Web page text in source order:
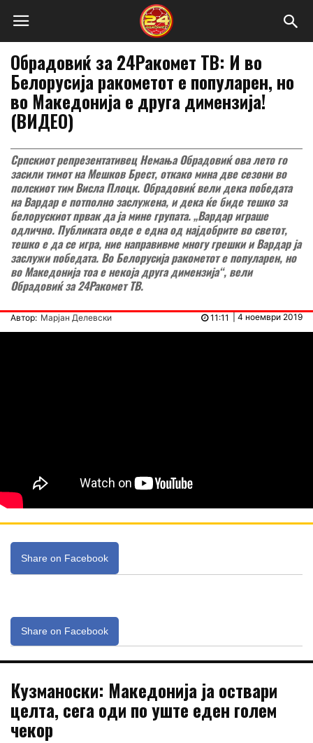
Обрадовиќ за 24Ракомет ТВ: И во
Белорусија ракометот е популарен, но
во Македонија е друга димензија!
(ВИДЕО)
Српскиот репрезентативец Немања Обрадовиќ ова лето го
засили тимот на Мешков Брест, откако мина две сезони во
полскиот тим Висла Плоцк. Обрадовиќ вели дека победата
на Вардар е потполно заслужена, и дека ќе биде тешко за
белорускиот првак да ја мине групата. „Вардар играше
одлично. Публиката овде е една од најдобрите во светот,
тешко е да се игра, ние направивме многу грешки и Вардар ја
заслужи победата. Во Белорусија ракометот е популарен, но
во Македонија тоа е некоја друга димензија“, вели
Обрадовиќ за 24Ракомет ТВ.
Автор: Марјан Делевски 4 ноември 2019
11:11
Share on Facebook
Share on Facebook
Кузманоски: Македонија ја оствари
целта, сега оди по уште еден голем
чекор